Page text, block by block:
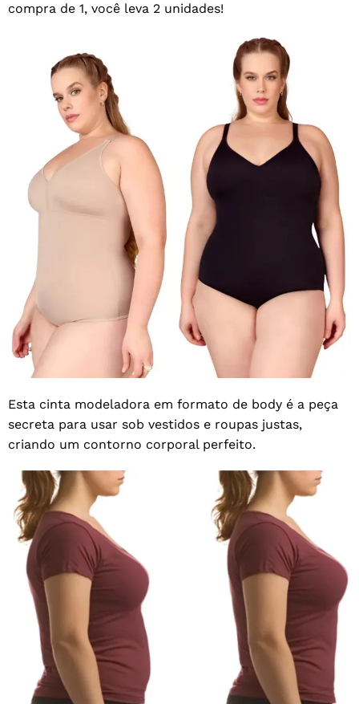
compra de 1, você leva 2 unidades!
Esta cinta modeladora em formato de body é a peça
secreta para usar sob vestidos e roupas justas,
criando um contorno corporal perfeito.